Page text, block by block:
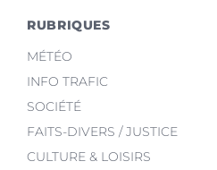
RUBRIQUES
MÉTÉO
INFO TRAFIC
SOCIÉTÉ
FAITS-DIVERS / JUSTICE
CULTURE & LOISIRS